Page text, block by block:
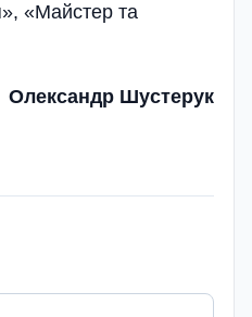
«Майстер та
Олександр Шустерук